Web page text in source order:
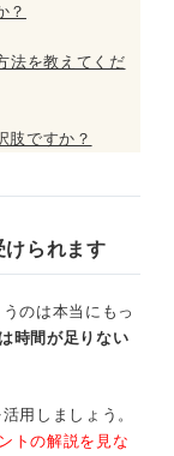
？
法を教えてくだ
肢ですか？
られます
のは本当にもっ
時間が足りない
活用しましょう。
トの解説を見な